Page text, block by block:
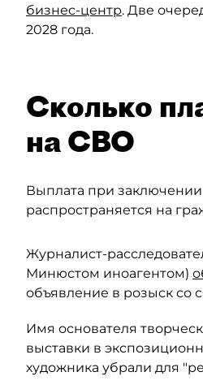
бизнес-центр. Две
2028 года.
Сколько
на СВО
Выплата при
распространяется на
Журналист-
Минюстом иноагентом)
объявление в розыск со
Имя основателя
выставки в
художника убрали для